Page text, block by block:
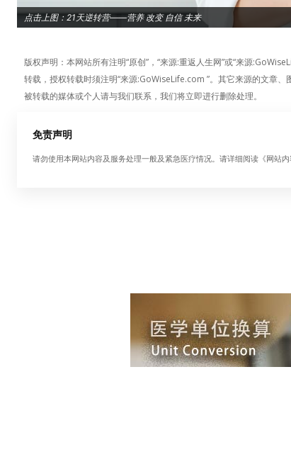
点击上图：21天逆转营——营养 改变 自信 未来
版权声明：本网站所有注明“原创”，“来源:重返人生网”或“来源
转载，授权转载时须注明“来源:GoWiseLife.com ”。其它来源的文章
被转载的媒体或个人请与我们联系，我们将立即进行删除处理。
免责声明
请勿使用本网站内容及服务处理一般及紧急医疗情况。请详细阅读《网站内